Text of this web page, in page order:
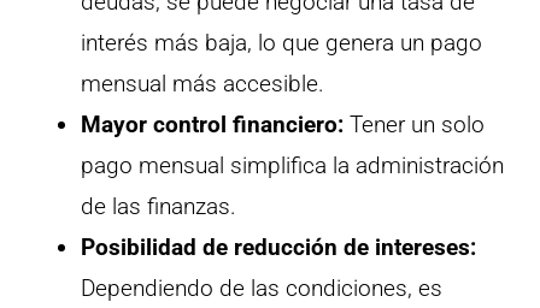
interés más baja, lo que genera un pago
mensual más accesible.
Mayor control financiero: Tener un solo
pago mensual simplifica la administración
de las finanzas.
Posibilidad de reducción de intereses:
Dependiendo de las condiciones, es